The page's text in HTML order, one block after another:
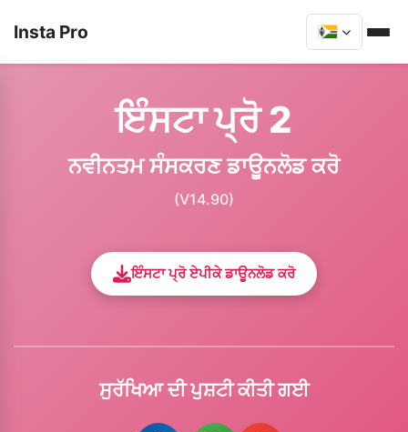
Insta Pro
ਇੰਸਟਾ ਪ੍ਰੋ 2
ਨਵੀਨਤਮ ਸੰਸਕਰਣ ਡਾਊਨਲੋਡ ਕਰੋ
(V14.90)
ਇੰਸਟਾ ਪ੍ਰੋ ਏਪੀਕੇ ਡਾਊਨਲੋਡ ਕਰੋ
ਸੁਰੱਖਿਆ ਦੀ ਪੁਸ਼ਟੀ ਕੀਤੀ ਗਈ